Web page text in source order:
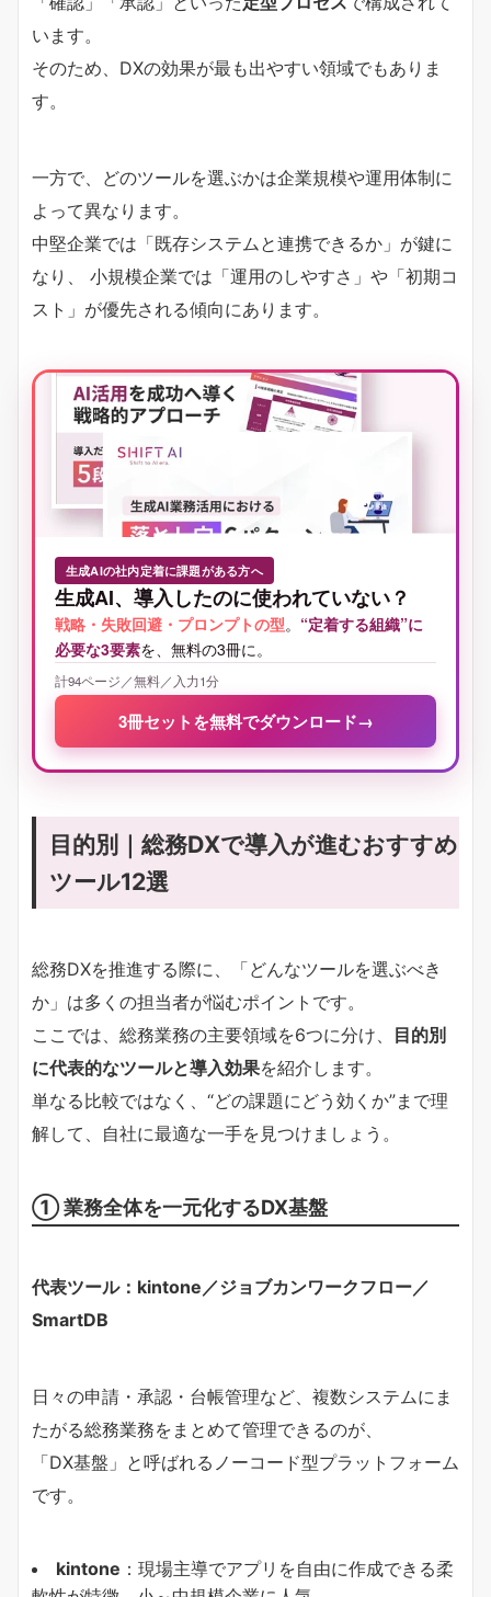
います。
そのため、DXの効果が最も出やすい領域でもありま
す。
一方で、どのツールを選ぶかは企業規模や運用体制に
よって異なります。
中堅企業では「既存システムと連携できるか」が鍵に
なり、 小規模企業では「運用のしやすさ」や「初期コ
スト」が優先される傾向にあります。
生成AIの社内定着に課題がある方へ
生成AI、導入したのに使われていない？
戦略・失敗回避・プロンプトの型。 “定着する組織”に
必要な3要素を、無料の3冊に。
計94ページ／無料／入力1分
3冊セットを無料でダウンロード→
目的別｜総務DXで導入が進むおすすめ
ツール12選
総務DXを推進する際に、「どんなツールを選ぶべき
か」は多くの担当者が悩むポイントです。
ここでは、総務業務の主要領域を6つに分け、 目的別
に代表的なツールと導入効果を紹介します。
単なる比較ではなく、“どの課題にどう効くか”まで理
解して、自社に最適な一手を見つけましょう。
① 業務全体を一元化するDX基盤
代表ツール：kintone／ジョブカンワークフロー／
SmartDB
日々の申請・承認・台帳管理など、複数システムにま
たがる総務業務をまとめて管理できるのが、
「DX基盤」と呼ばれるノーコード型プラットフォーム
です。
kintone ：現場主導でアプリを自由に作成できる柔